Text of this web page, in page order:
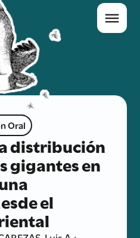
Oral
distribución
gigantes en
el